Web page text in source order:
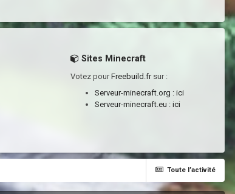
Sites Minecraft
Votez pourFreebuild.frsur :
Serveur-minecraft.org : ici
Serveur-minecraft.eu : ici
Toute l’activité